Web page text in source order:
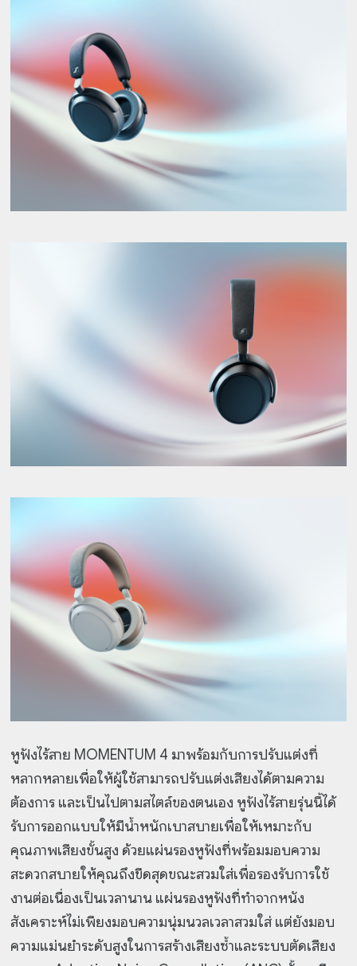
หูฟังไร้สาย MOMENTUM 4 มาพร้อมกับการปรับแต่งที่
หลากหลายเพื่อให้ผู้ใช้สามารถปรับแต่งเสียงได้ตามความ
ต้องการ และเป็นไปตามสไตล์ของตนเอง หูฟังไร้สายรุ่นนี้ได้
รับการออกแบบให้มีน้ำหนักเบาสบายเพื่อให้เหมาะกับ
คุณภาพเสียงขั้นสูง ด้วยแผ่นรองหูฟังที่พร้อมมอบความ
สะดวกสบายให้คุณถึงขีดสุดขณะสวมใส่เพื่อรองรับการใช้
งานต่อเนื่องเป็นเวลานาน แผ่นรองหูฟังที่ทำจากหนัง
สังเคราะห์ไม่เพียงมอบความนุ่มนวลเวลาสวมใส่ แต่ยังมอบ
ความแม่นยำระดับสูงในการสร้างเสียงซ้ำและระบบตัดเสียง